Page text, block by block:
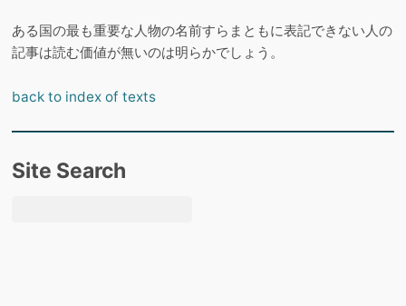
ある国の最も重要な人物の名前すらまともに表記できない人の
記事は読む価値が無いのは明らかでしょう。
back to index of texts
Site Search